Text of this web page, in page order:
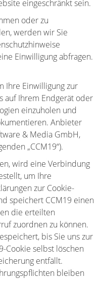
eingeschränkt sein.
oder zu
werden wir Sie
Einwilligung abfragen.
Ihre Einwilligung zur
auf Ihrem Endgerät oder
einzuholen und
Anbieter
& Media GmbH,
„CCM19“).
wird eine Verbindung
um Ihre
zur Cookie-
speichert CCM19 einen
die erteilten
zuordnen zu können.
bis Sie uns zur
Cookie selbst löschen
entfällt.
bleiben